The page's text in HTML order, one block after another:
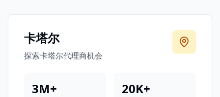
卡塔尔
探索卡塔尔代理商机会
3M+ 20K+